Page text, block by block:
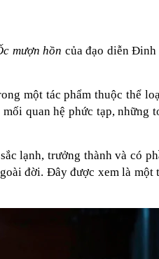
mượn hồn của đạo diễn Đinh
một tác phẩm thuộc thể
quan hệ phức tạp, những
lạnh, trưởng thành và có
đời. Đây được xem là